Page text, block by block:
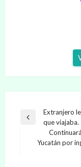
Navegación
entradas
Entrada
Extranjero
que viajaba.
Entrada
Yucatán por